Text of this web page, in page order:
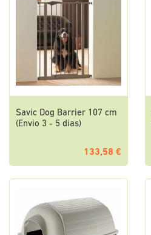
Savic Dog Barrier 107 cm
(Envio 3 - 5 dias)
133,58 €